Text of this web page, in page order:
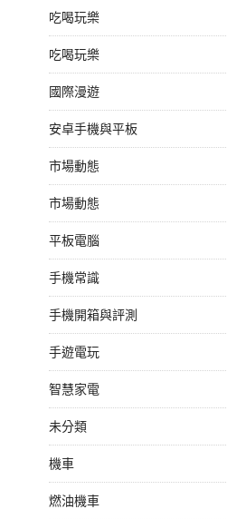
吃喝玩樂
吃喝玩樂
國際漫遊
安卓手機與平板
市場動態
市場動態
平板電腦
手機常識
手機開箱與評測
手遊電玩
智慧家電
未分類
機車
燃油機車